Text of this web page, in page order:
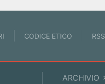
CODICE ETICO RSS
ARCHIVIO